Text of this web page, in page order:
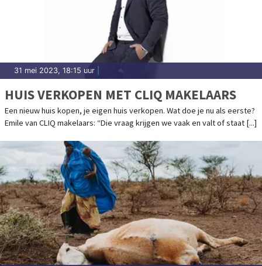
31 mei 2023, 18:15 uur
HUIS VERKOPEN MET CLIQ MAKELAARS
Een nieuw huis kopen, je eigen huis verkopen. Wat doe je nu als eerste?
Emile van CLIQ makelaars: “Die vraag krijgen we vaak en valt of staat [...]